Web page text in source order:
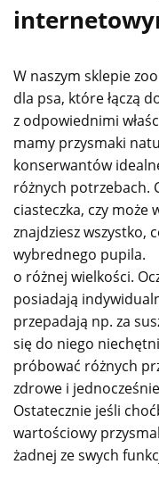
W naszym sklepie
dla psa, które łączą
z odpowiednimi
mamy przysmaki
konserwantów
różnych potrzebach.
ciasteczka, czy może
znajdziesz wszystko,
wybrednego pupila.
o różnej wielkości.
posiadają
przepadają np. za
się do niego
próbować różnych
zdrowe i
Ostatecznie jeśli
wartościowy
żadnej ze swych